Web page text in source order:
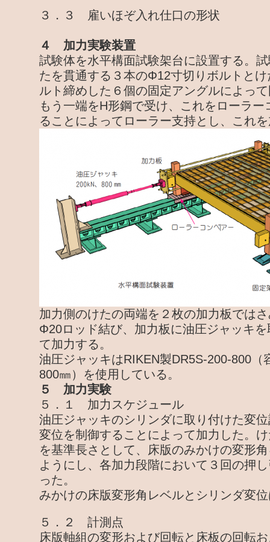
３．３ 雇いほぞ入れ仕口の形状
４ 加力実験装置
試験体を水平構面試験架台に設置する。
たを貫通する３本のΦ12寸切りボルトと
ルト締めした６個の固定アングルによっ
もう一端をH形鋼で受け、これをローラ
ることによってローラー支持とし、これ
加力側のけたの両端を２枚の加力板では
Φ20ロッド結び、加力板に油圧ジャッキ
て加力する。
油圧ジャッキはRIKEN製DR5S-200-800（
800㎜）を使用している。
５ 加力実験
５．１ 加力スケジュール
油圧ジャッキのシリンダに取り付けた変
変位を制御することによって加力した。
を基準長さとして、床版のみかけの変形
ようにし、各加力段階において３回の押
った。
みかけの床版変形角レベルとシリンダ変
５．２ 計測点
床版軸組の変形および回転と床板の回転